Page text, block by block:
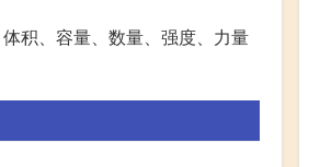
积、容量、数量、强度、力量